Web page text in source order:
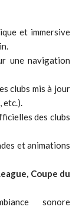
et immersive
une navigation
clubs mis à jour
etc.).
des clubs
et animations
Coupe du
sonore